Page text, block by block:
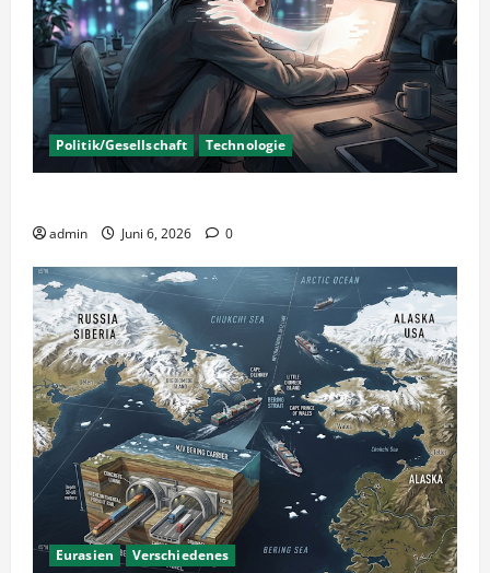
Politik/Gesellschaft Technologie
admin Juni 6, 2026 0
Eurasien Verschiedenes